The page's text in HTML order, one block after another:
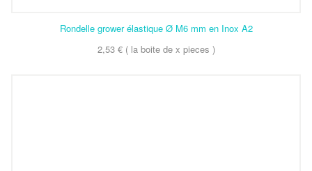
Rondelle grower élastique Ø M6 mm en Inox A2
2,53 € ( la boite de x pieces )